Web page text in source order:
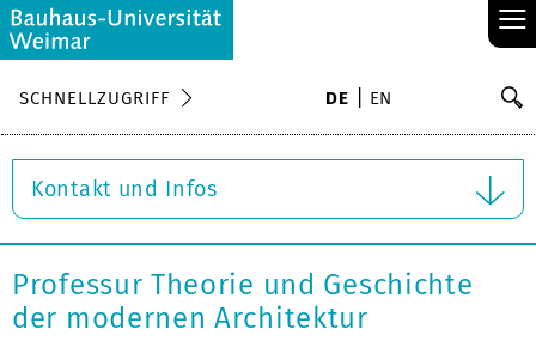
≡
SCHNELLZUGRIFF DE EN
Kontakt und Infos
Professur Theorie und Geschichte
der modernen Architektur